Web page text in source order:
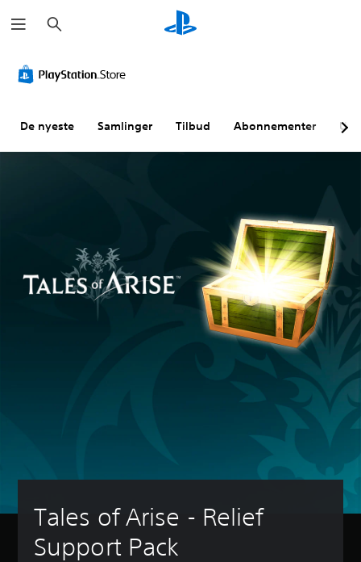
ø
k
De nyeste Samlinger Tilbud Abonnementer
Tales of Arise - Relief
Support Pack